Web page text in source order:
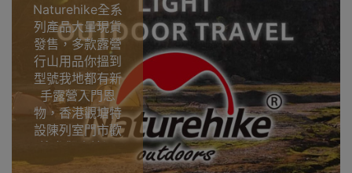
Naturehike全系
列產品大量現貨
發售，多款露營
行山用品你搵到
型號我地都有新
手露營入門恩
物，香港觀塘特
設陳列室門市歡
迎參觀直接選
購。